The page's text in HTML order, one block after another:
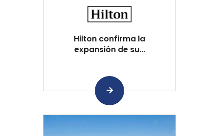
Hilton confirma la
expansión de su...